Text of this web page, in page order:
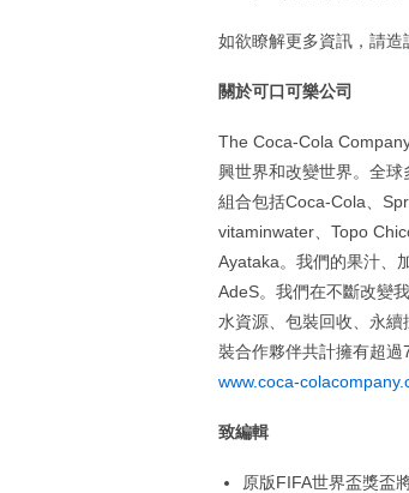
如欲瞭解更多資訊，請造
關於可口可樂公司
The Coca-Cola
興世界和改變世界。全
組合包括Coca-Cola、
vitaminwater、Topo
Ayataka。我們的果汁、
AdeS。我們在不斷改變
水資源、包裝回收、永
裝合作夥伴共計擁有超
www.coca-
致編輯
原版FIFA世界盃獎盃